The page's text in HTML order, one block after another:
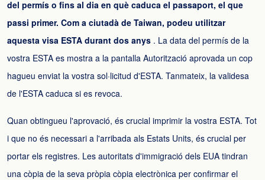
del permís o fins al dia en què caduca el passaport, el que
passi primer. Com a ciutadà de Taiwan, podeu utilitzar
aquesta visa ESTA durant dos anys . La data del permís de la
vostra ESTA es mostra a la pantalla Autorització aprovada un cop
hagueu enviat la vostra sol·licitud d'ESTA. Tanmateix, la validesa
de l'ESTA caduca si es revoca.
Quan obtingueu l'aprovació, és crucial imprimir la vostra ESTA. Tot
i que no és necessari a l'arribada als Estats Units, és crucial per
portar els registres. Les autoritats d'immigració dels EUA tindran
una còpia de la seva pròpia còpia electrònica per confirmar el